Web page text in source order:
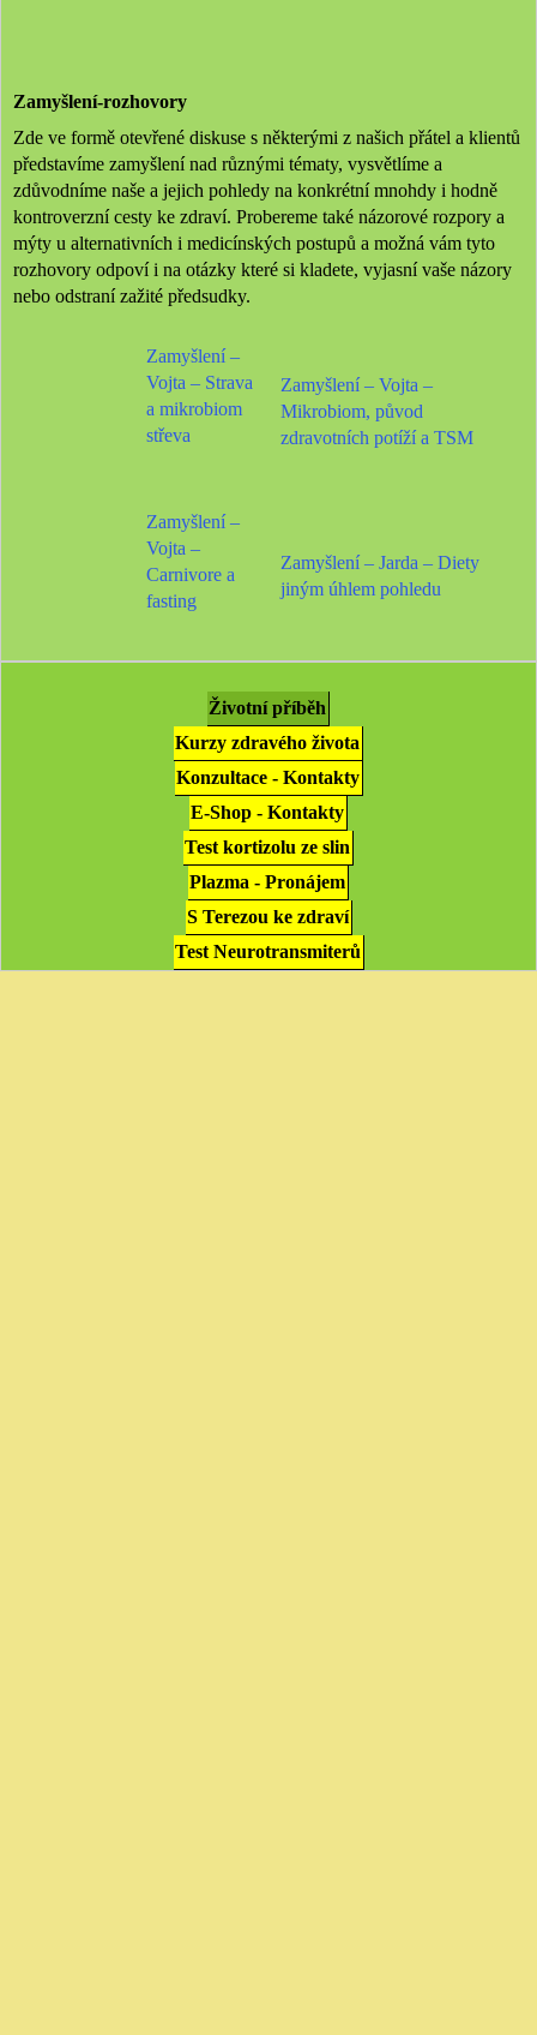
Zamyšlení-rozhovory
Zde ve formě otevřené diskuse s některými z našich přátel a klientů
představíme zamyšlení nad různými tématy, vysvětlíme a
zdůvodníme naše a jejich pohledy na konkrétní mnohdy i hodně
kontroverzní cesty ke zdraví. Probereme také názorové rozpory a
mýty u alternativních i medicínských postupů a možná vám tyto
rozhovory odpoví i na otázky které si kladete, vyjasní vaše názory
nebo odstraní zažité předsudky.
Zamyšlení –
Vojta – Strava
a mikrobiom
střeva
Zamyšlení – Vojta –
Mikrobiom, původ
zdravotních potíží a TSM
Zamyšlení –
Vojta –
Carnivore a
fasting
Zamyšlení – Jarda – Diety
jiným úhlem pohledu
Životní příběh
Kurzy zdravého života
Konzultace - Kontakty
E-Shop - Kontakty
Test kortizolu ze slin
Plazma - Pronájem
S Terezou ke zdraví
Test Neurotransmiterů